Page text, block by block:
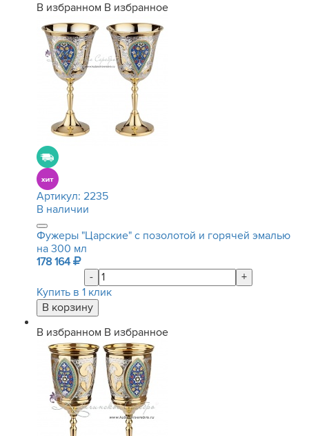
В избранном В избранное
Артикул: 2235
В наличии
Фужеры "Царские" с позолотой и горячей эмалью
на 300 мл
178 164
-
+
Купить в 1 клик
В избранном В избранное